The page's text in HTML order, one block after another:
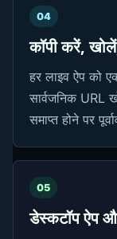
04
कॉपी करें,
हर लाइव ऐप को
सार्वजनिक URL
समाप्त होने पर
05
डेस्कटॉप ऐप